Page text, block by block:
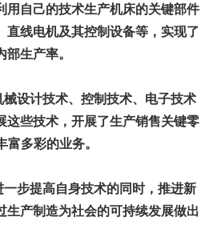
用自己的技术生产机床的关键部件
直线电机及其控制设备等，实现了
生产率。
设计技术、控制技术、电子技术
这些技术，开展了生产销售关键零
多彩的业务。
步提高自身技术的同时，推进新
生产制造为社会的可持续发展做出